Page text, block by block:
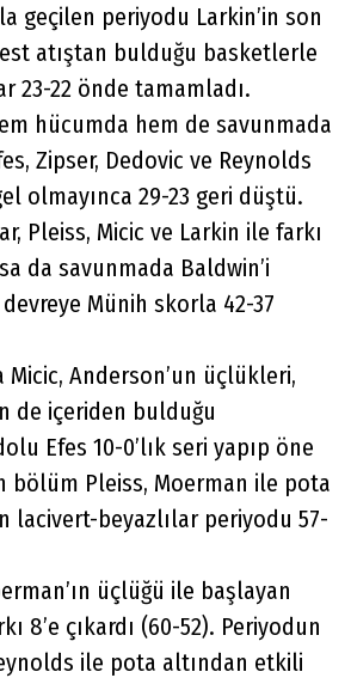
geçilen periyodu Larkin’in son
atıştan bulduğu basketlerle
23-22 önde tamamladı.
hücumda hem de savunmada
Zipser, Dedovic ve Reynolds
olmayınca 29-23 geri düştü.
Pleiss, Micic ve Larkin ile farkı
da savunmada Baldwin’i
Münih skorla 42-37
Anderson’un üçlükleri,
de içeriden bulduğu
Efes 10-0’lık seri yapıp öne
bölüm Pleiss, Moerman ile pota
lacivert-beyazlılar periyodu 57-
üçlüğü ile başlayan
8’e çıkardı (60-52). Periyodun
ile pota altından etkili